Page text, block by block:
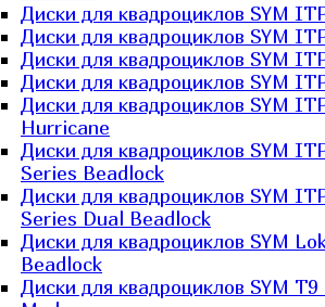
Диски для квадроциклов SYM
Диски для квадроциклов SYM
Диски для квадроциклов SYM
Диски для квадроциклов SYM
Диски для квадроциклов SYM
Hurricane
Диски для квадроциклов SYM
Series Beadlock
Диски для квадроциклов SYM
Series Dual Beadlock
Диски для квадроциклов SYM
Beadlock
Диски для квадроциклов SYM T9